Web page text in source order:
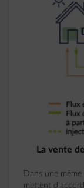
La vente
Dans une
mettent